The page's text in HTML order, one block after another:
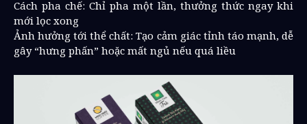
Cách pha chế: Chỉ pha một lần, thưởng thức ngay khi
mới lọc xong
Ảnh hưởng tới thể chất: Tạo cảm giác tỉnh táo mạnh, dễ
gây “hưng phấn” hoặc mất ngủ nếu quá liều